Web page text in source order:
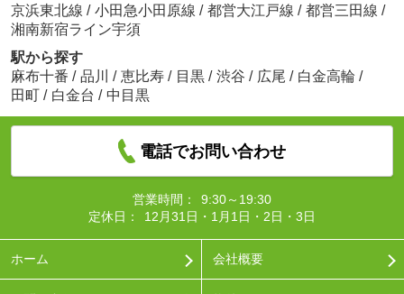
京浜東北線 / 小田急小田原線 / 都営大江戸線 / 都営三田線 /
湘南新宿ライン宇須
駅から探す
麻布十番 / 品川 / 恵比寿 / 目黒 / 渋谷 / 広尾 / 白金高輪 /
田町 / 白金台 / 中目黒
電話でお問い合わせ
営業時間：
9:30～19:30
定休日：
12月31日・1月1日・2日・3日
ホーム 会社概要